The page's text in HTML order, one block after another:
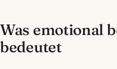
Was emotional
bedeutet